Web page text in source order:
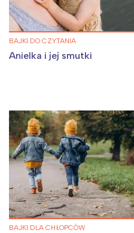
BAJKI DO CZYTANIA
Anielka i jej smutki
BAJKI DLA CHŁOPCÓW